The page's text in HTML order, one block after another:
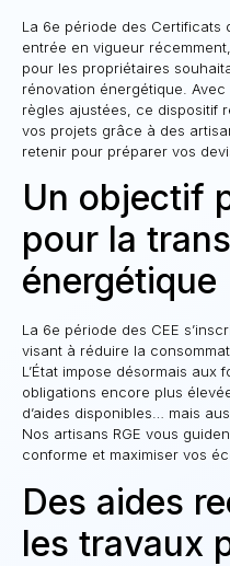
La 6e période des Certificats
entrée en vigueur
pour les propriétaires
rénovation énergétique.
règles ajustées, ce dispositif
vos projets grâce à des
retenir pour préparer vos
Un objectif
pour la
énergétique
La 6e période des CEE
visant à réduire la
L’État impose désormais aux
obligations encore plus
d’aides disponibles… mais
Nos artisans RGE vous
conforme et maximiser vos
Des aides
les travaux